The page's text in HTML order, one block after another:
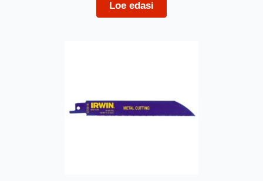
Loe edasi